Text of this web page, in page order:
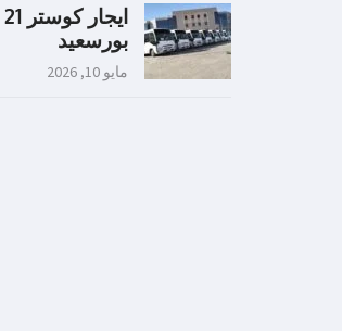
بورسعيد
مايو 10, 2026